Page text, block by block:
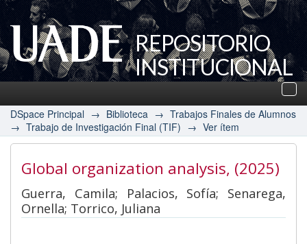
REPOSITORIO
INSTITUCIONAL
UADE
DSpace Principal → Biblioteca → Trabajos Finales de Alumnos
→ Trabajo de Investigación Final (TIF) → Ver ítem
Global organization analysis, (2025)
Guerra, Camila; Palacios, Sofía; Senarega,
Ornella; Torrico, Juliana